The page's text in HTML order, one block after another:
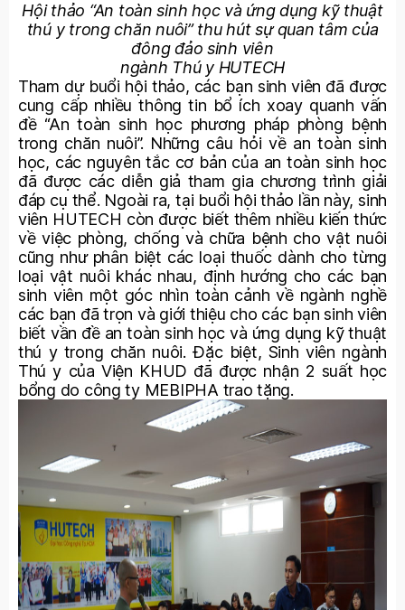
Hội thảo “An toàn sinh học và ứng dụng kỹ thuật
thú y trong chăn nuôi” thu hút sự quan tâm của
đông đảo sinh viên
ngành Thú y HUTECH
Tham dự buổi hội thảo, các bạn sinh viên đã được
cung cấp nhiều thông tin bổ ích xoay quanh vấn
đề “An toàn sinh học phương pháp phòng bệnh
trong chăn nuôi”. Những câu hỏi về an toàn sinh
học, các nguyên tắc cơ bản của an toàn sinh học
đã được các diễn giả tham gia chương trình giải
đáp cụ thể. Ngoài ra, tại buổi hội thảo lần này, sinh
viên HUTECH còn được biết thêm nhiều kiến thức
về việc phòng, chống và chữa bệnh cho vật nuôi
cũng như phân biệt các loại thuốc dành cho từng
loại vật nuôi khác nhau, định hướng cho các bạn
sinh viên một góc nhìn toàn cảnh về ngành nghề
các bạn đã trọn và giới thiệu cho các bạn sinh viên
biết vần đề an toàn sinh học và ứng dụng kỹ thuật
thú y trong chăn nuôi. Đặc biệt, Sinh viên ngành
Thú y của Viện KHUD đã được nhận 2 suất học
bổng do công ty MEBIPHA trao tặng.